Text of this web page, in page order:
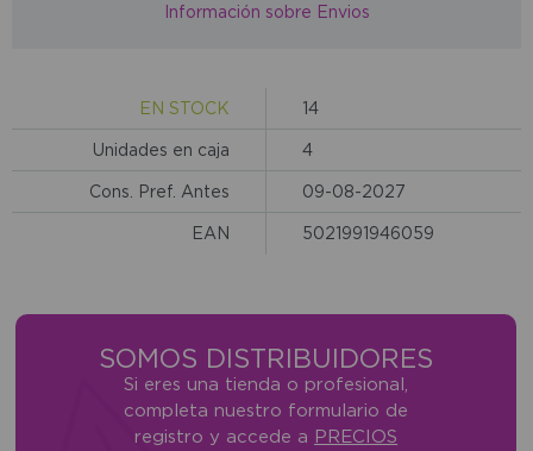
Información sobre Envios
EN STOCK 14
Unidades en caja 4
Cons. Pref. Antes 09-08-2027
EAN 5021991946059
SOMOS DISTRIBUIDORES
Si eres una tienda o profesional,
completa nuestro formulario de
registro y accede a PRECIOS